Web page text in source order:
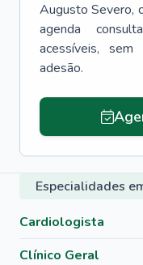
Augusto Severo,
agenda
acessíveis,
adesão.
Especialidades
Cardiologista
Clínico Geral